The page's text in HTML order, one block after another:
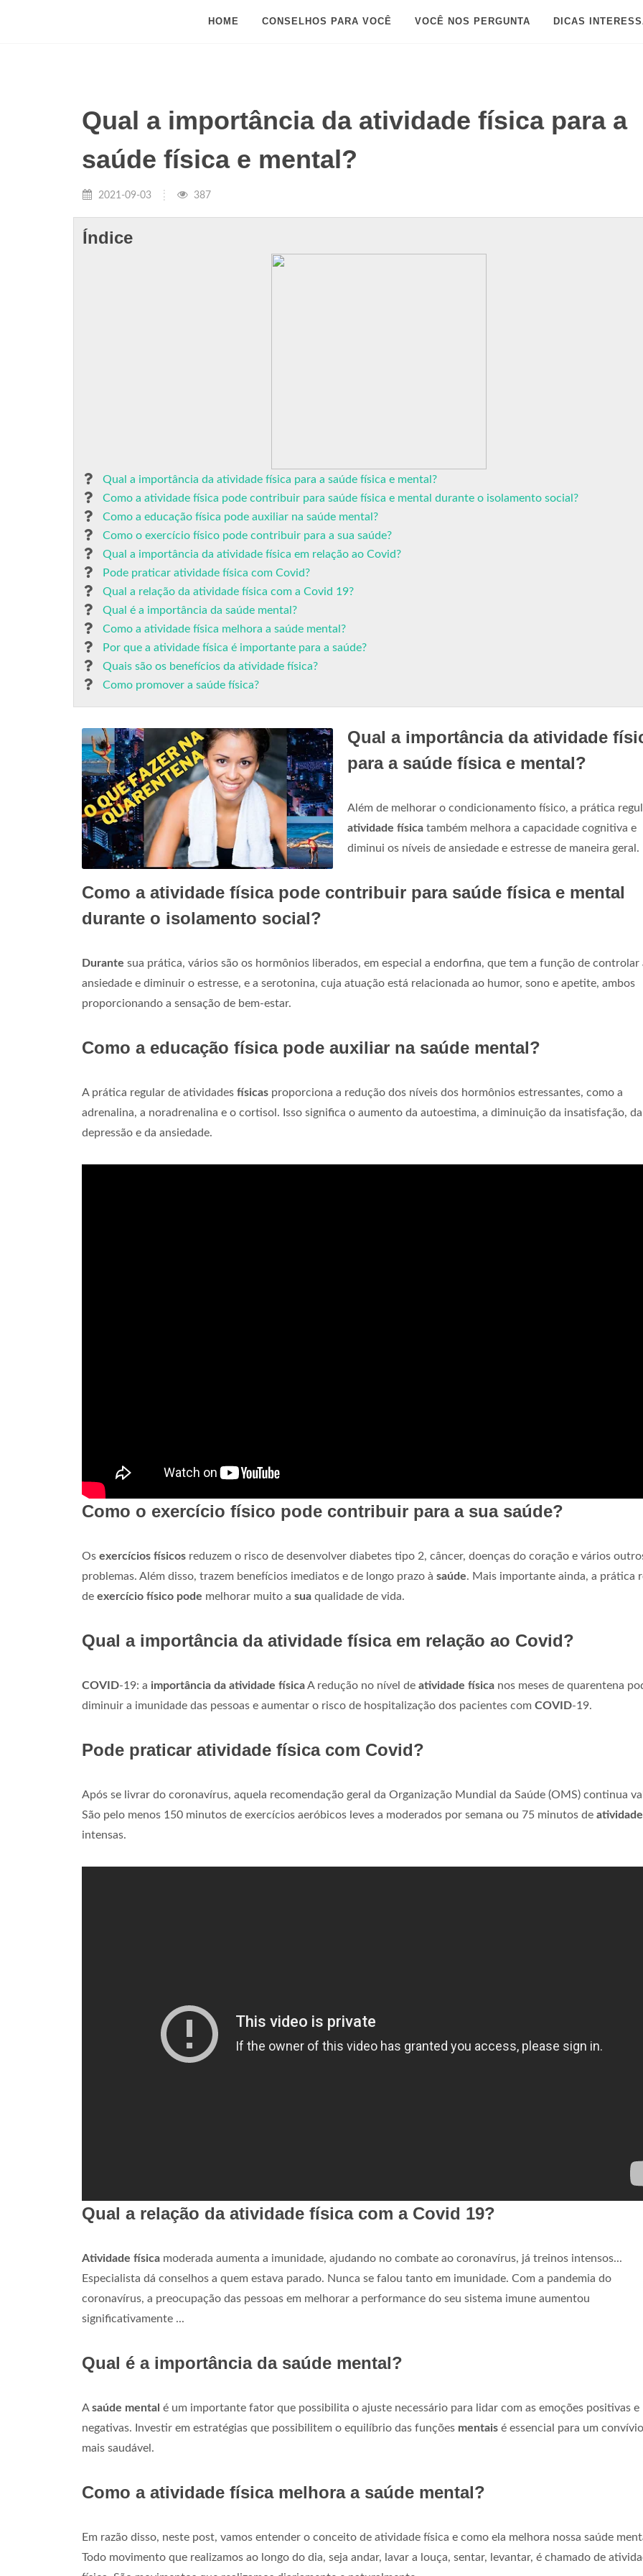
HOME CONSELHOS PARA VOCÊ VOCÊ NOS PERGUNTA DICAS
Qual a importância da atividade física para a
saúde física e mental?
2021-09-03 387
Índice
Qual a importância da atividade física para a saúde física e mental?
Como a atividade física pode contribuir para saúde física e mental durante o isolamento social?
Como a educação física pode auxiliar na saúde mental?
Como o exercício físico pode contribuir para a sua saúde?
Qual a importância da atividade física em relação ao Covid?
Pode praticar atividade física com Covid?
Qual a relação da atividade física com a Covid 19?
Qual é a importância da saúde mental?
Como a atividade física melhora a saúde mental?
Por que a atividade física é importante para a saúde?
Quais são os benefícios da atividade física?
Como promover a saúde física?
Qual a importância da atividade
para a saúde física e mental?
Além de melhorar o condicionamento físico, a prática
atividade física também melhora a capacidade cognitiva e
diminui os níveis de ansiedade e estresse de maneira geral.
Como a atividade física pode contribuir para saúde física e mental
durante o isolamento social?
Durante sua prática, vários são os hormônios liberados, em especial a endorfina, que tem a função de controlar
ansiedade e diminuir o estresse, e a serotonina, cuja atuação está relacionada ao humor, sono e apetite, ambos
proporcionando a sensação de bem-estar.
Como a educação física pode auxiliar na saúde mental?
A prática regular de atividades físicas proporciona a redução dos níveis dos hormônios estressantes, como a
adrenalina, a noradrenalina e o cortisol. Isso significa o aumento da autoestima, a diminuição da insatisfação, da
depressão e da ansiedade.
Como o exercício físico pode contribuir para a sua saúde?
Os exercícios físicos reduzem o risco de desenvolver diabetes tipo 2, câncer, doenças do coração e vários
problemas. Além disso, trazem benefícios imediatos e de longo prazo à saúde. Mais importante ainda, a prática
de exercício físico pode melhorar muito a sua qualidade de vida.
Qual a importância da atividade física em relação ao Covid?
COVID-19: a importância da atividade físicaA redução no nível de atividade física nos meses de quarentena
diminuir a imunidade das pessoas e aumentar o risco de hospitalização dos pacientes com COVID-19.
Pode praticar atividade física com Covid?
Após se livrar do coronavírus, aquela recomendação geral da Organização Mundial da Saúde (OMS) continua
São pelo menos 150 minutos de exercícios aeróbicos leves a moderados por semana ou 75 minutos de atividade
intensas.
Qual a relação da atividade física com a Covid 19?
Atividade física moderada aumenta a imunidade, ajudando no combate ao coronavírus, já treinos intensos...
Especialista dá conselhos a quem estava parado. Nunca se falou tanto em imunidade. Com a pandemia do
coronavírus, a preocupação das pessoas em melhorar a performance do seu sistema imune aumentou
significativamente ...
Qual é a importância da saúde mental?
Asaúde mental é um importante fator que possibilita o ajuste necessário para lidar com as emoções positivas e
negativas. Investir em estratégias que possibilitem o equilíbrio das funções mentais é essencial para um
mais saudável.
Como a atividade física melhora a saúde mental?
Em razão disso, neste post, vamos entender o conceito de atividade física e como ela melhora nossa saúde
Todo movimento que realizamos ao longo do dia, seja andar, lavar a louça, sentar, levantar, é chamado de